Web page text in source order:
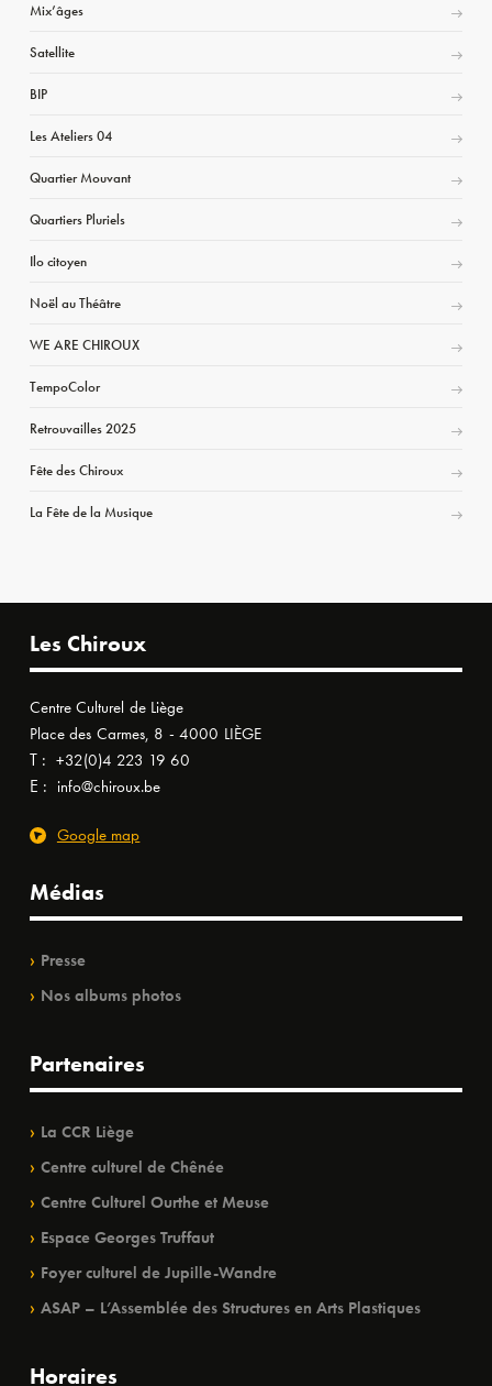
Mix’âges
Satellite
BIP
Les Ateliers 04
Quartier Mouvant
Quartiers Pluriels
Ilo citoyen
Noël au Théâtre
WE ARE CHIROUX
TempoColor
Retrouvailles 2025
Fête des Chiroux
La Fête de la Musique
Les Chiroux
Centre Culturel de Liège
Place des Carmes, 8 - 4000 LIÈGE
T : +32(0)4 223 19 60
E : info@chiroux.be
Google map
Médias
Presse
Nos albums photos
Partenaires
La CCR Liège
Centre culturel de Chênée
Centre Culturel Ourthe et Meuse
Espace Georges Truffaut
Foyer culturel de Jupille-Wandre
ASAP – L’Assemblée des Structures en Arts Plastiques
Horaires